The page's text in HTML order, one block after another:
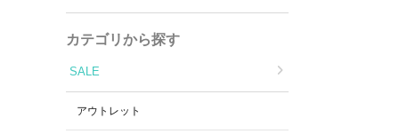
カテゴリから探す
SALE
アウトレット